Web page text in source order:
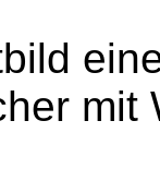
mit